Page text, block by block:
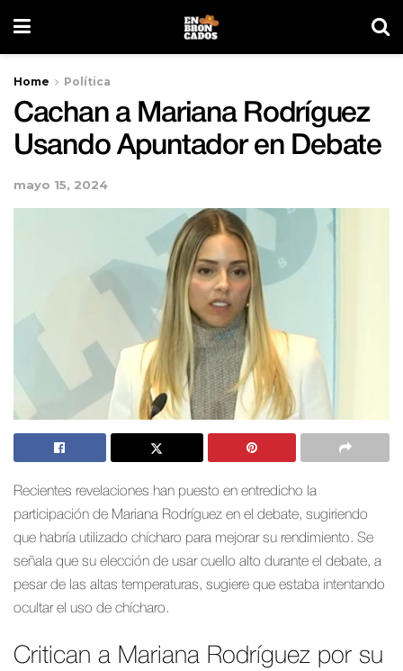
Home Política
Cachan a Mariana Rodríguez
Usando Apuntador en Debate
mayo 15, 2024
Recientes revelaciones han puesto en entredicho la
participación de Mariana Rodríguez en el debate, sugiriendo
que habría utilizado chícharo para mejorar su rendimiento. Se
señala que su elección de usar cuello alto durante el debate, a
pesar de las altas temperaturas, sugiere que estaba intentando
ocultar el uso de chícharo.
Critican a Mariana Rodríguez por su